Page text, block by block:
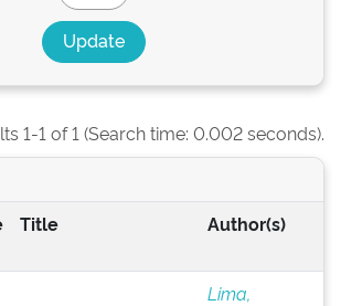
1-1 of 1 (Search time: 0.002 seconds).
Title Author(s)
Lima,